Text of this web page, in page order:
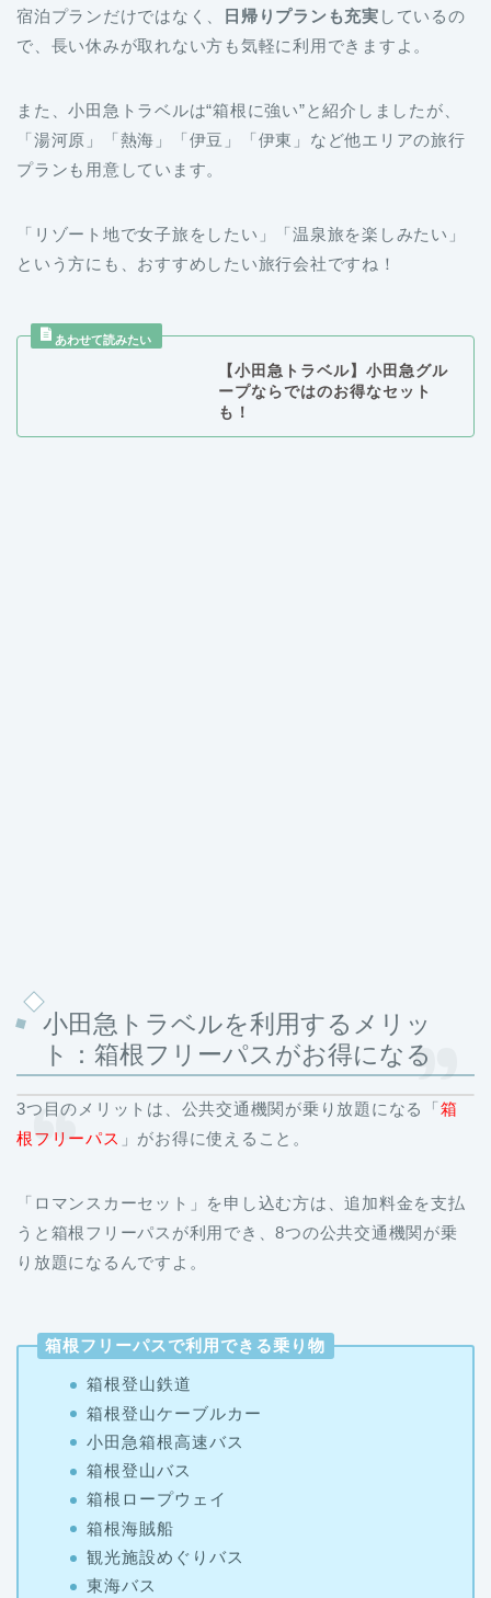
宿泊プランだけではなく、 日帰りプランも充実 しているの
で、長い休みが取れない方も気軽に利用できますよ。
また、小田急トラベルは“箱根に強い”と紹介しましたが、
「湯河原」「熱海」「伊豆」「伊東」など他エリアの旅行
プランも用意しています。
「リゾート地で女子旅をしたい」「温泉旅を楽しみたい」
という方にも、おすすめしたい旅行会社ですね！
【小田急トラベル】小田急グル
ープならではのお得なセット
も！
小田急トラベルを利用するメリッ
ト：箱根フリーパスがお得になる
3つ目のメリットは、公共交通機関が乗り放題になる「箱
根フリーパス 」がお得に使えること。
「ロマンスカーセット」を申し込む方は、追加料金を支払
うと箱根フリーパスが利用でき、8つの公共交通機関が乗
り放題になるんですよ。
箱根フリーパスで利用できる乗り物
箱根登山鉄道
箱根登山ケーブルカー
小田急箱根高速バス
箱根登山バス
箱根ロープウェイ
箱根海賊船
観光施設めぐりバス
東海バス